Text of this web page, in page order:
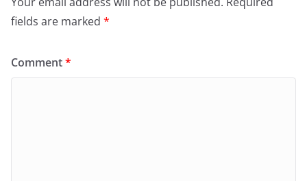
fields are marked *
Comment*